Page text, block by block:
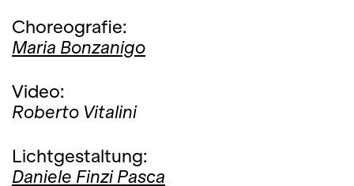
Choreografie:
Maria Bonzanigo
Video:
Roberto Vitalini
Lichtgestaltung:
Daniele Finzi Pasca